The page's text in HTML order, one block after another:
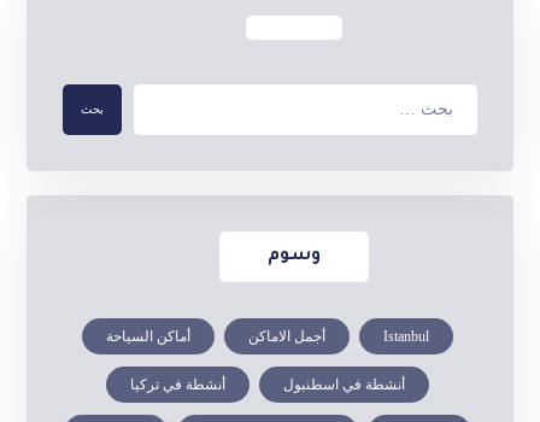
وسوم
Istanbul أجمل الاماكن أماكن السياحة
أنشطة في اسطنبول أنشطة في تركيا